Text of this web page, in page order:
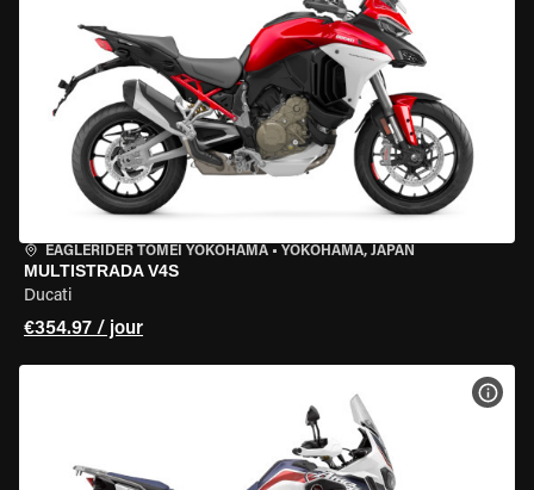
EAGLERIDER TOMEI YOKOHAMA • YOKOHAMA, JAPAN
MULTISTRADA V4S
Ducati
€354.97 / jour